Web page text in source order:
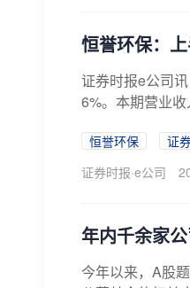
恒誉环保：
证券时报e公司
6%。本期营业
恒誉环保 证
证券时报·e公司
年内千余家
今年以来，A股